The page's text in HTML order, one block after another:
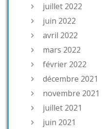
juillet 2022
juin 2022
avril 2022
mars 2022
février 2022
décembre 2021
novembre 2021
juillet 2021
juin 2021